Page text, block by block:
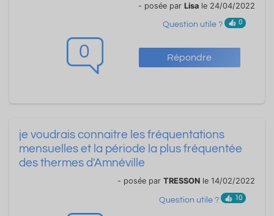
0 Répondre
- posée par Lisa le 24/04/2022
Question utile ? 0
je voudrais connaitre les fréquentations
mensuelles et la période la plus fréquentée
des thermes d'Amnéville
- posée par TRESSON le 14/02/2022
Question utile ? 10